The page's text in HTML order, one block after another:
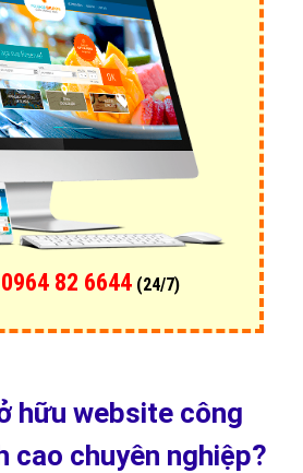
0964 82 6644 (24/7)
hữu website công
cao chuyên nghiệp?